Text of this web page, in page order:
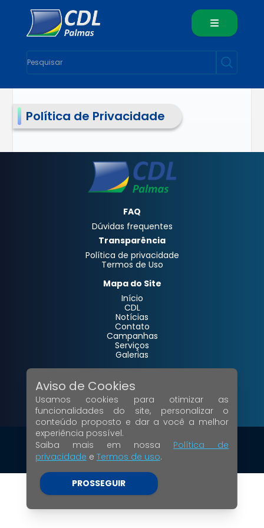
Política de Privacidade
Aviso de Cookies
Usamos cookies para otimizar as
funcionalidades do site, personalizar o
conteúdo proposto e dar a você a melhor
experiência possível.
Saiba mais em nossa Política de
privacidade e Termos de uso.
PROSSEGUIR
FAQ
Dúvidas frequentes
Transparência
Política de privacidade
Termos de Uso
Mapa do Site
Início
CDL
Notícias
Contato
Campanhas
Serviços
Galerias
Painel Administrativo
Webmail
Siga-nos
© Copyright 2024 Todos os direitos reservados.
V.01.03.38
Desenvolvido por